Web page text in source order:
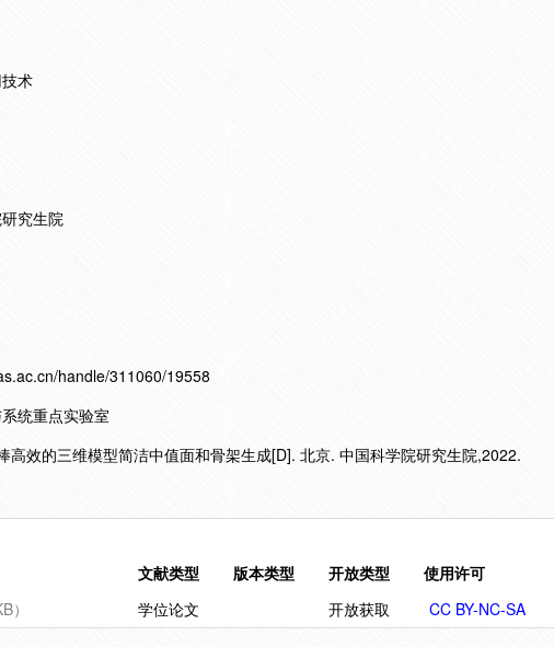
术
究生院
handle/311060/19558
统重点实验室
高效的三维模型简洁中值面和骨架生成[D]. 北京. 中国科学院研究生院,2022.
文献类型 版本类型 开放类型
使用许可
）
学位论文 开放获取 CC BY-NC-SA